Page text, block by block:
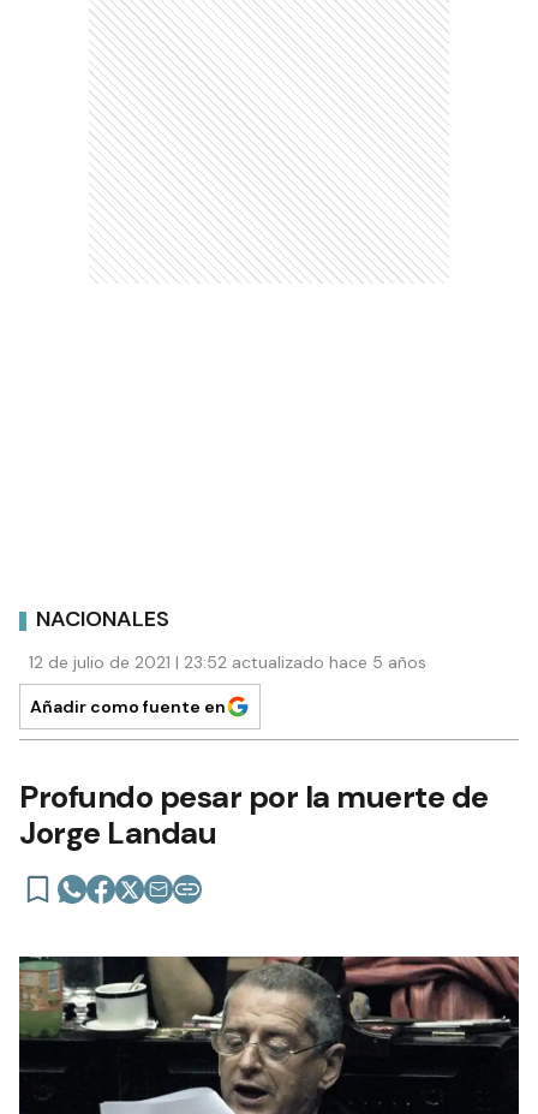
NACIONALES
12 de julio de 2021 | 23:52 actualizado hace 5 años
Añadir como fuente en
Profundo pesar por la muerte de
Jorge Landau